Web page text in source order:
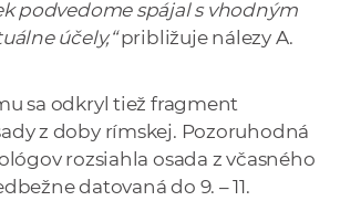
podvedome spájal s vhodným
účely,“približuje nálezy A.
sa odkryl tiež fragment
z doby rímskej. Pozoruhodná
rozsiahla osada z včasného
datovaná do 9. – 11.